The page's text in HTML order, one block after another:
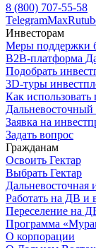
8 (800) 707-55-58
TelegramMax
Инвесторам
Меры поддержки
B2B-платформа
Подобрать
3D-туры
Как
Дальневосточный
Заявка на
Задать вопрос
Гражданам
Освоить Гектар
Выбрать Гектар
Дальневосточная
Работать на ДВ и
Переселение на
Программа
О корпорации